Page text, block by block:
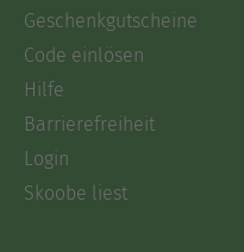
Geschenkgutscheine
Code einlösen
Hilfe
Barrierefreiheit
Login
Skoobe liest